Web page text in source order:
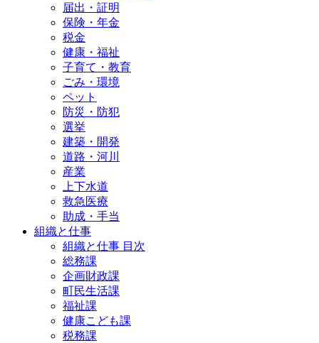
届出・証明
保険・年金
税金
健康・福祉
子育て・教育
ごみ・環境
ペット
防災・防犯
選挙
建築・開発
道路・河川
産業
上下水道
救急医療
助成・手当
組織と仕事
組織と仕事 目次
総務課
企画財政課
町民生活課
福祉課
健康こども課
税務課